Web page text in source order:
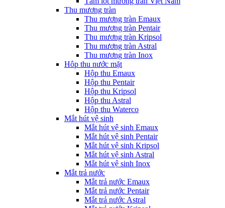
Thu mương tràn
Thu mương tràn Emaux
Thu mương tràn Pentair
Thu mương tràn Kripsol
Thu mương tràn Astral
Thu mương tràn Inox
Hôp thu nước mặt
Hộp thu Emaux
Hộp thu Pentair
Hộp thu Kripsol
Hộp thu Astral
Hộp thu Waterco
Mắt hút vệ sinh
Mắt hút vệ sinh Emaux
Mắt hút vệ sinh Pentair
Mắt hút vệ sinh Kripsol
Mắt hút vệ sinh Astral
Mắt hút vệ sinh Inox
Mắt trả nước
Mắt trả nước Emaux
Mắt trả nước Pentair
Mắt trả nước Astral